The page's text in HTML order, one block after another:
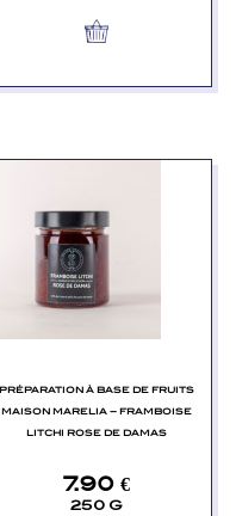
PRÉPARATION À BASE DE FRUITS
MAISON MARELIA – FRAMBOISE
LITCHI ROSE DE DAMAS
7.90 €
250 G